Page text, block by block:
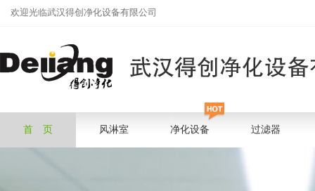
欢迎光临武汉得创净化设备有限公司
首 页 风淋室 净化设备 过滤器